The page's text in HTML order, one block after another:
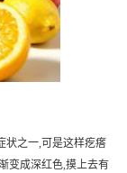
状之一,可是这样疙瘩
变成深红色,摸上去有